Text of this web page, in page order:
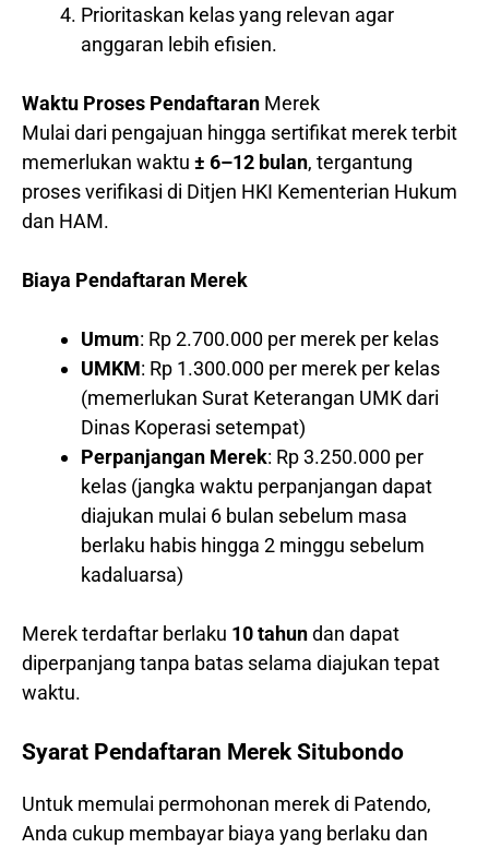
Prioritaskan kelas yang relevan agar
anggaran lebih efisien.
Waktu Proses Pendaftaran Merek
Mulai dari pengajuan hingga sertifikat merek terbit
memerlukan waktu ± 6–12 bulan, tergantung
proses verifikasi di Ditjen HKI Kementerian Hukum
dan HAM.
Biaya Pendaftaran Merek
Umum: Rp 2.700.000 per merek per kelas
UMKM: Rp 1.300.000 per merek per kelas
(memerlukan Surat Keterangan UMK dari
Dinas Koperasi setempat)
Perpanjangan Merek: Rp 3.250.000 per
kelas (jangka waktu perpanjangan dapat
diajukan mulai 6 bulan sebelum masa
berlaku habis hingga 2 minggu sebelum
kadaluarsa)
Merek terdaftar berlaku 10 tahundan dapat
diperpanjang tanpa batas selama diajukan tepat
waktu.
Syarat Pendaftaran Merek Situbondo
Untuk memulai permohonan merek di Patendo,
Anda cukup membayar biaya yang berlaku dan